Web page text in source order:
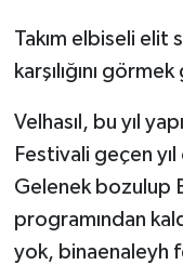
Takım elbiseli elit
karşılığını
Velhasıl, bu yıl
Festivali geçen
Gelenek bozulup
programından
yok, binaenaleyh